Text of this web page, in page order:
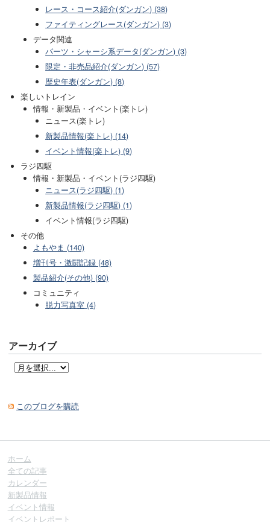
レース・コース紹介(ダンガン) (38)
ファイティングレース(ダンガン) (3)
データ関連
パーツ・シャーシ系データ(ダンガン) (3)
限定・非売品紹介(ダンガン) (57)
歴史年表(ダンガン) (8)
楽しいトレイン
情報・新製品・イベント(楽トレ)
ニュース(楽トレ)
新製品情報(楽トレ) (14)
イベント情報(楽トレ) (9)
ラジ四駆
情報・新製品・イベント(ラジ四駆)
ニュース(ラジ四駆) (1)
新製品情報(ラジ四駆) (1)
イベント情報(ラジ四駆)
その他
よもやま (140)
増刊号・激闘記録 (48)
製品紹介(その他) (90)
コミュニティ
脱力写真室 (4)
アーカイブ
このブログを購読
ホーム
全ての記事
カレンダー
新製品情報
イベント情報
イベントレポート